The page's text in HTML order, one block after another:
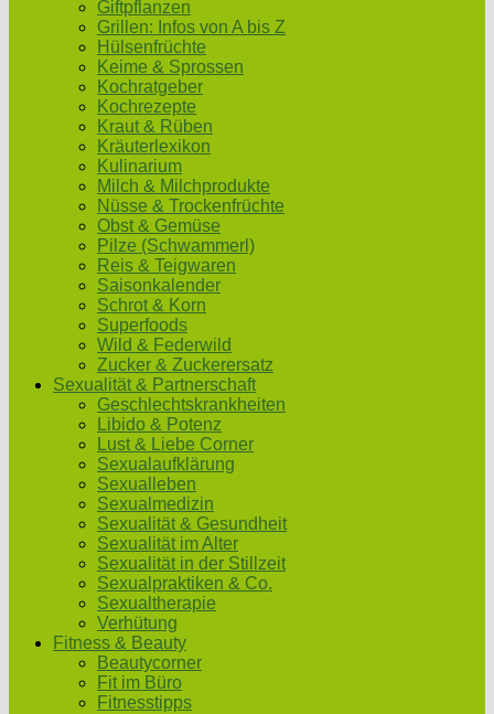
Giftpflanzen
Grillen: Infos von A bis Z
Hülsenfrüchte
Keime & Sprossen
Kochratgeber
Kochrezepte
Kraut & Rüben
Kräuterlexikon
Kulinarium
Milch & Milchprodukte
Nüsse & Trockenfrüchte
Obst & Gemüse
Pilze (Schwammerl)
Reis & Teigwaren
Saisonkalender
Schrot & Korn
Superfoods
Wild & Federwild
Zucker & Zuckerersatz
Sexualität & Partnerschaft
Geschlechtskrankheiten
Libido & Potenz
Lust & Liebe Corner
Sexualaufklärung
Sexualleben
Sexualmedizin
Sexualität & Gesundheit
Sexualität im Alter
Sexualität in der Stillzeit
Sexualpraktiken & Co.
Sexualtherapie
Verhütung
Fitness & Beauty
Beautycorner
Fit im Büro
Fitnesstipps